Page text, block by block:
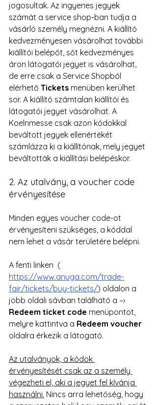
jogosultak. Az ingyenes jegyek
számát a service shop-ban tudja a
vásárló személy megnézni. A kiállító
kedvezményesen vásárolhat további
kiállítói belépőt, sőt kedvezményes
áron látogatói jegyet is vásárolhat,
de erre csak a Service Shopból
elérhető Tickets menüben kerülhet
sor. A kiállító számtalan kiállítói és
látogatói jegyet vásárolhat. A
Koelnmesse csak azon kódokkal
beváltott jegyek ellenértékét
számlázza ki a kiállítónak, mely jegyet
beváltották a kiállítási belépéskor.
2. Az utalvány, a voucher code
érvényesítése
Minden egyes voucher code-ot
érvényesíteni szükséges, a kóddal
nem lehet a vásár területére belépni.
A fenti linken  (
https://www.anuga.com/trade-
fair/tickets/buy-tickets/) oldalon a
jobb oldali sávban található a –›
Redeem ticket code menüpontot,
melyre kattintva a Redeem voucher
oldalra érkezik a látogató.
Az utalványok, a kódok
érvényesítését csak az a személy
végezheti el, aki a jegyet fel kívánja
használni. Nincs arra lehetőség, hogy